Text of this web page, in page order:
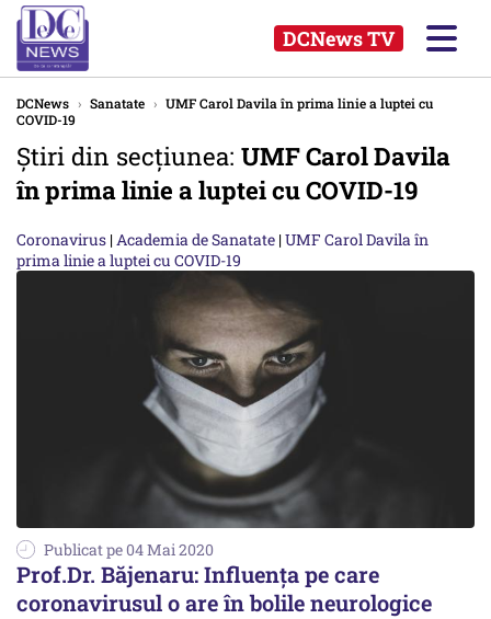
DCNews TV
DCNews › Sanatate › UMF Carol Davila în prima linie a luptei cu
COVID-19
Știri din secțiunea: UMF Carol Davila
în prima linie a luptei cu COVID-19
Coronavirus |Academia de Sanatate |UMF Carol Davila în
prima linie a luptei cu COVID-19
Publicat pe 04 Mai 2020
Prof.Dr. Băjenaru: Influența pe care
coronavirusul o are în bolile neurologice